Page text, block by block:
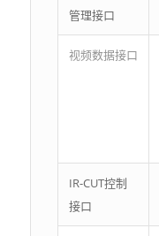
管理接口
视频数据接口
IR-CUT控制
接口